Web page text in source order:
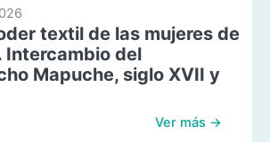
textil de las mujeres de
Intercambio del
Mapuche, siglo XVII y
Ver más →